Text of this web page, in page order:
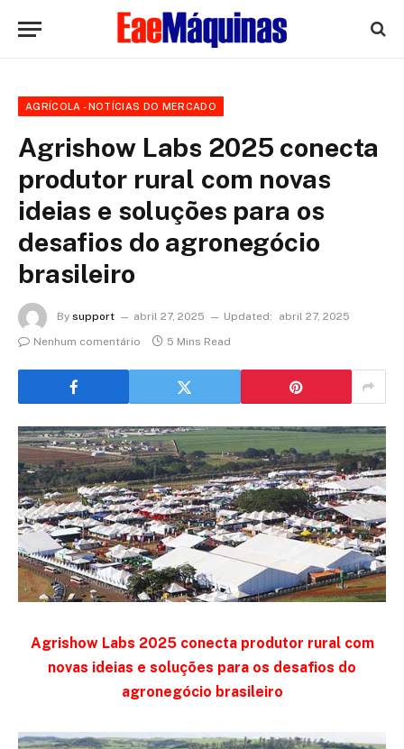
AGRÍCOLA - NOTÍCIAS DO MERCADO
Agrishow Labs 2025 conecta
produtor rural com novas
ideias e soluções para os
desafios do agronegócio
brasileiro
By support abril 27, 2025 Updated:
abril 27, 2025
Nenhum comentário
5 Mins Read
Agrishow Labs 2025 conecta produtor rural com
novas ideias e soluções para os desafios do
agronegócio brasileiro